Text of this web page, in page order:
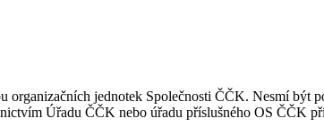
jednotek Společnosti ČČK. Nesmí být
Úřadu ČČK nebo úřadu příslušného OS ČČK